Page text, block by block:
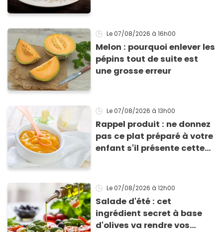
Le 07/08/2026 à 16h00
Melon : pourquoi enlever les
pépins tout de suite est
une grosse erreur
Le 07/08/2026 à 13h00
Rappel produit : ne donnez
pas ce plat préparé à votre
enfant s'il présente cette
Le 07/08/2026 à 12h00
Salade d'été : cet
ingrédient secret à base
d'olives va rendre vos